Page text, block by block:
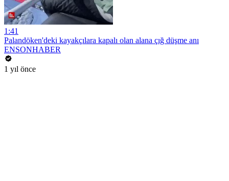
1:41
Palandöken'deki kayakçılara kapalı olan alana çığ düşme anı
ENSONHABER
1 yıl önce